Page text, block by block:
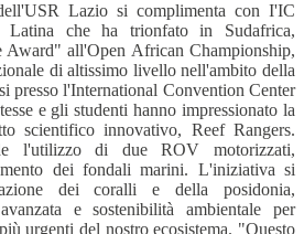
Lazio si complimenta con I'IC
che ha trionfato in Sudafrica,
all'Open African Championship,
di altissimo livello nell'ambito della
presso l'International Convention Center
e gli studenti hanno impressionato la
scientifico innovativo, Reef Rangers.
l'utilizzo di due ROV motorizzati,
dei fondali marini. L'iniziativa si
dei coralli e della posidonia,
e sostenibilità ambientale per
urgenti del nostro ecosistema. "Questo